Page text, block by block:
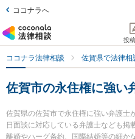
ココナラへ
投
ココナラ法律相談 佐賀県で法律相
佐賀市の永住権に強い
佐賀県の佐賀市で永住権に強い弁護士
日面談に対応している弁護士なども掲
離婚やハーグ条約、国際結婚等の細か